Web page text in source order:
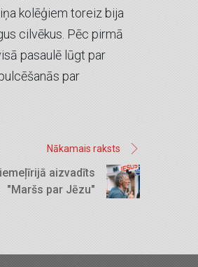
kolēģiem toreiz bija
cilvēkus. Pēc pirmā
pasaulē lūgt par
par
Nākamais raksts
aizvadīts
"Maršs par Jēzu"